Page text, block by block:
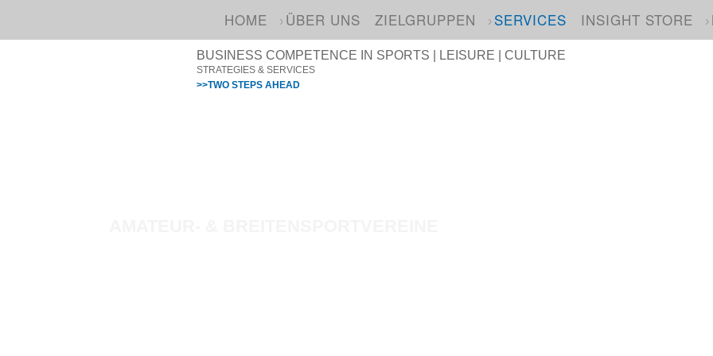
HOME ÜBER UNS ZIELGRUPPEN SERVICES INSIGHT STORE
BUSINESS COMPETENCE IN SPORTS | LEISURE | CULTURE
STRATEGIES & SERVICES
>>TWO STEPS AHEAD